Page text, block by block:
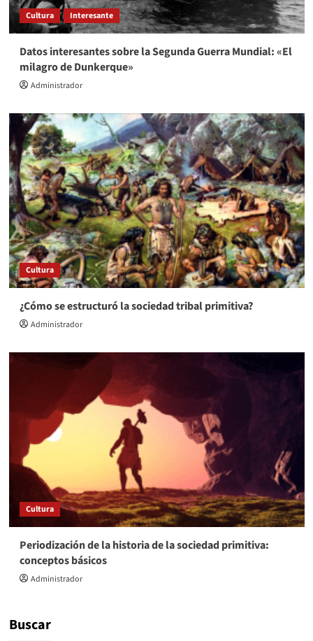
Cultura Interesante
Datos interesantes sobre la Segunda Guerra Mundial: «El
milagro de Dunkerque»
Administrador
Cultura
¿Cómo se estructuró la sociedad tribal primitiva?
Administrador
Cultura
Periodización de la historia de la sociedad primitiva:
conceptos básicos
Administrador
Buscar